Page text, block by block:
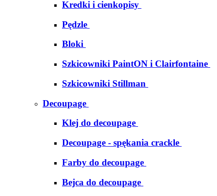
Kredki i cienkopisy
Pędzle
Bloki
Szkicowniki PaintON i Clairfontaine
Szkicowniki Stillman
Decoupage
Klej do decoupage
Decoupage - spękania crackle
Farby do decoupage
Bejca do decoupage